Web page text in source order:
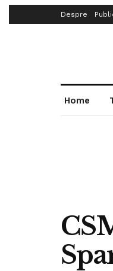
Despre
Home